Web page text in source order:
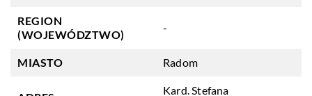
REGION
(WOJEWÓDZTWO)
-
MIASTO Radom
Kard. Stefana